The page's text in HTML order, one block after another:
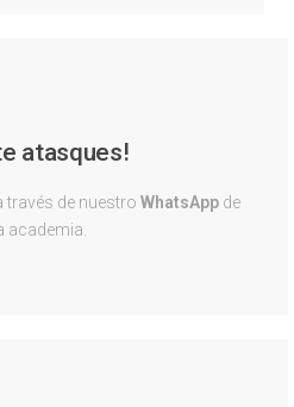
atasques!
través de nuestro WhatsApp de
academia.